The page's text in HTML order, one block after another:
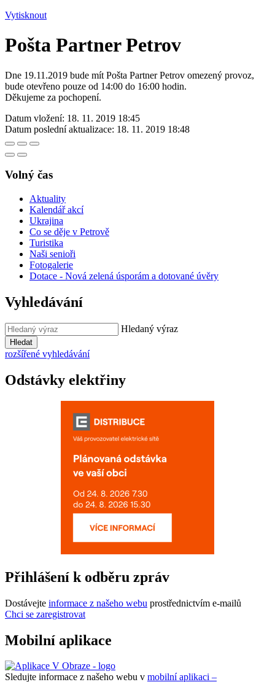
Vytisknout
Pošta Partner Petrov
Dne 19.11.2019 bude mít Pošta Partner Petrov omezený provoz,
bude otevřeno pouze od 14:00 do 16:00 hodin.
Děkujeme za pochopení.
Datum vložení: 18. 11. 2019 18:45
Datum poslední aktualizace: 18. 11. 2019 18:48
Volný čas
Aktuality
Kalendář akcí
Ukrajina
Co se děje v Petrově
Turistika
Naši senioři
Fotogalerie
Dotace - Nová zelená úsporám a dotované úvěry
Vyhledávání
Hledaný výraz
Hledat
rozšířené vyhledávání
Odstávky elektřiny
Přihlášení k odběru zpráv
Dostávejte informace z našeho webu prostřednictvím e-mailů
Chci se zaregistrovat
Mobilní aplikace
Sledujte informace z našeho webu v mobilní aplikaci –